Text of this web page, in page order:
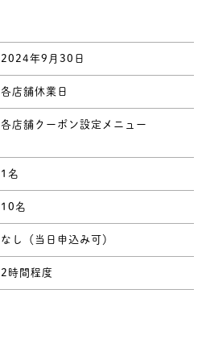
2024年9月30日
各店舗休業日
各店舗クーポン設定メニュー
1名
10名
なし（当日申込み可）
2時間程度